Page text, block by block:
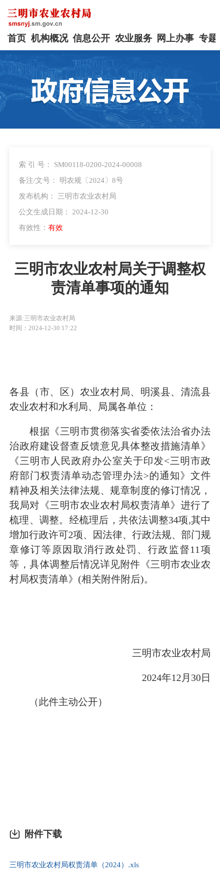
首页 机构概况 信息公开 农业服务 网上办事 专题
索 引 号： SM00118-0200-2024-00008
备注/文号： 明农规〔2024〕8号
发布机构： 三明市农业农村局
公文生成日期： 2024-12-30
有效性： 有效
三明市农业农村局关于调整权
责清单事项的通知
来源:三明市农业农村局
时间：2024-12-30 17:22
各县（市、区）农业农村局、明溪县、清流县
农业农村和水利局、局属各单位：
根据《三明市贯彻落实省委依法治省办法
治政府建设督查反馈意见具体整改措施清单》
《三明市人民政府办公室关于印发<三明市政
府部门权责清单动态管理办法>的通知》文件
精神及相关法律法规、规章制度的修订情况，
我局对《三明市农业农村局权责清单》进行了
梳理、调整。经梳理后，共依法调整34项,其中
增加行政许可2项、因法律、行政法规、部门规
章修订等原因取消行政处罚、行政监督11 项
等，具体调整后情况详见附件《三明市农业农
村局权责清单》 (相关附件附后)。
三明市农业农村局
2024年12 月 30日
（此件主动公开）
附件下载
三明市农业农村局权责清单（2024）.xls